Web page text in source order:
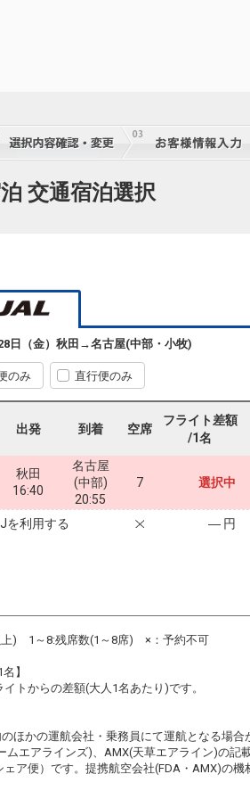
交通宿泊選択
日（金） 秋田 →名古屋(中部・小牧)
のみ 直行便のみ
出発 到着 空席
フライト差額
/1名
秋田
16:40
名古屋
(中部)
20:55
7 選択中
を利用する ― 円
上) 1～8:残席数(1～8席) ×：予約不可
】
トからの差額(大人1名あたり)です。
ほかの運航会社・乗務員にて運航となる場合
ムエアラインズ)、AMX(天草エアライン)の
ア便）です。提携航空会社(FDA・AMX)の